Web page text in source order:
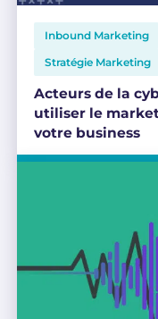
Inbound Marketing
Stratégie Marketing
Acteurs de la
utiliser le
votre business